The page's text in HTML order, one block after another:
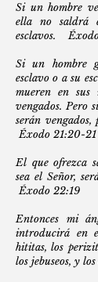
Si un hombre
ella no saldrá
esclavos.
Si un hombre
esclavo o a su
mueren en sus
vengados. Pero
serán vengados,
Éxodo 21:20-21
El que ofrezca
sea el Señor,
Éxodo 22:19
Entonces mi
introducirá en
hititas, los
los jebuseos, y